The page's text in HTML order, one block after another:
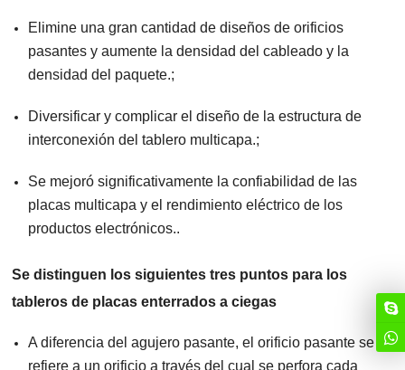
Elimine una gran cantidad de diseños de orificios
pasantes y aumente la densidad del cableado y la
densidad del paquete.;
Diversificar y complicar el diseño de la estructura de
interconexión del tablero multicapa.;
Se mejoró significativamente la confiabilidad de las
placas multicapa y el rendimiento eléctrico de los
productos electrónicos..
Se distinguen los siguientes tres puntos para los
tableros de placas enterrados a ciegas
A diferencia del agujero pasante, el orificio pasante se
refiere a un orificio a través del cual se perfora cada